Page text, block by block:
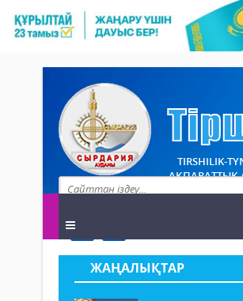
TIRSHILIK-
АҚПАРАТТЫҚ
ЖАҢАЛЫҚТАР